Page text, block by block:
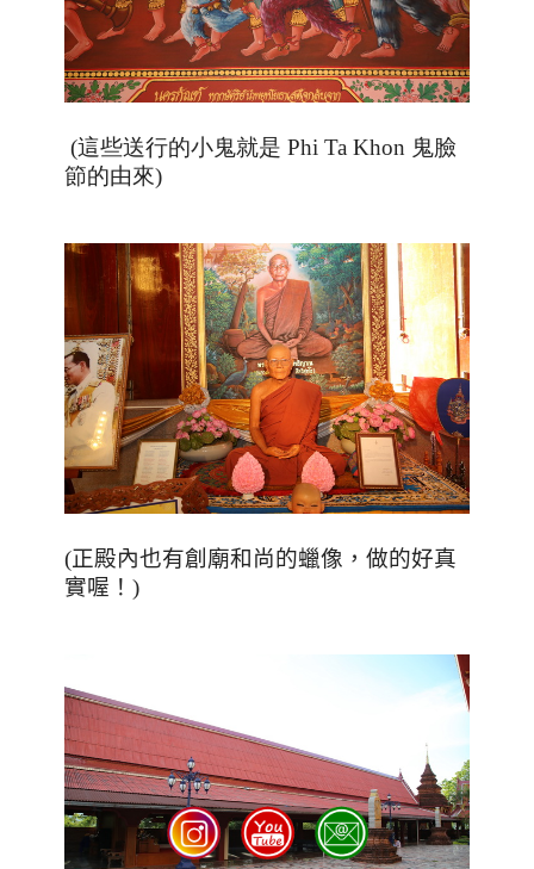
(這些送行的小鬼就是 Phi Ta Khon 鬼臉
節的由來)
(正殿內也有創廟和尚的蠟像，做的好真
實喔！)